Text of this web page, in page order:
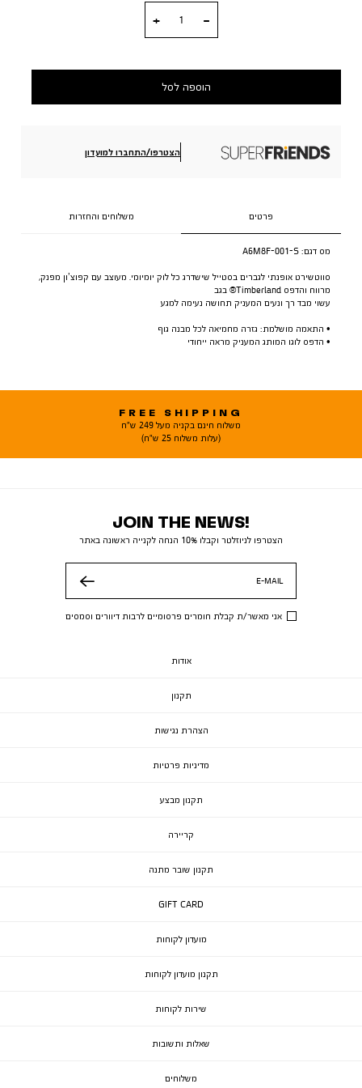
הוספה לסל
הצטרפו/התחברו למועדון
פרטים משלוחים והחזרות
מס דגם: A6M8F-001-S
סווטשירט אופנתי לגברים בסטייל שישדרג כל לוק יומיומי. מעוצב עם קפוצ’ון מפנק,
מרווח והדפס Timberland® בגב
עשוי מבד רך ונעים המעניק תחושה נעימה למגע
• התאמה מושלמת: גזרה מחמיאה לכל מבנה גוף
• הדפס לוגו המותג המעניק מראה ייחודי
FREE SHIPPING
משלוח חינם בקניה מעל 249 ש"ח
(עלות משלוח 25 ש"ח)
JOIN THE NEWS!
הצטרפו לניוזלטר וקבלו 10% הנחה לקנייה ראשונה באתר
E-MAIL
אני מאשר/ת קבלת חומרים פרסומיים לרבות דיוורים וסמסים
אודות
תקנון
הצהרת נגישות
מדיניות פרטיות
תקנון מבצע
קריירה
תקנון שובר מתנה
GIFT CARD
מועדון לקוחות
תקנון מועדון לקוחות
שירות לקוחות
שאלות ותשובות
משלוחים